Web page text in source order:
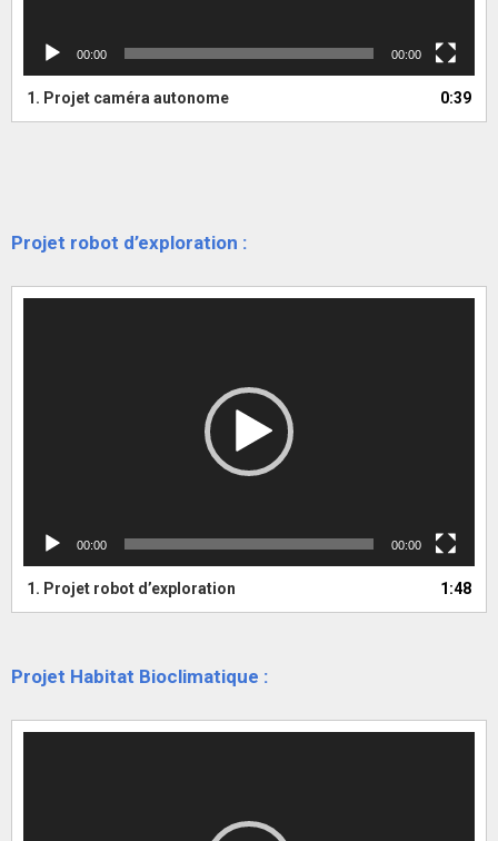
00:00 00:00
1. Projet caméra autonome 0:39
Projet robot d’exploration :
00:00 00:00
1. Projet robot d’exploration 1:48
Projet Habitat Bioclimatique :